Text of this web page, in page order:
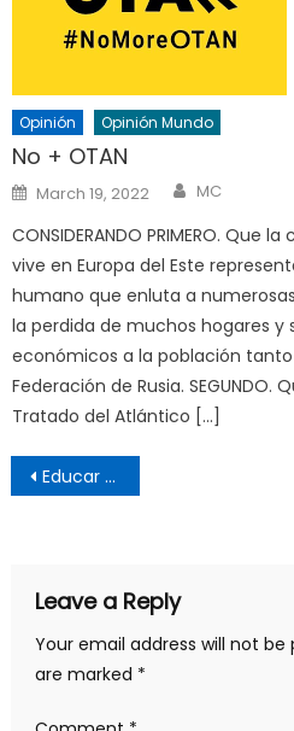
Opinión Opinión Mundo
No + OTAN
Posted
on
March 19, 2022 Author
MC
CONSIDERANDO PRIMERO.
vive en Europa del Este
humano que enluta a
la perdida de muchos hogares y
económicos a la población
Federación de Rusia. SEGUNDO.
Tratado del Atlántico […]
Post
navigation
Educar al presidente, enseñar al campesino. Cuando los intelectuales se extravían
Leave a Reply
Your email address will not be
are marked *